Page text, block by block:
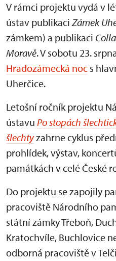
V rámci projektu vydá v
ústav publikaciZámek
zámkem) a publikaci
Moravě. V sobotu 23.
Hradozámecká noc s
Uherčice.
Letošní ročník projektu
ústavu Po stopách
šlechtyzahrne cyklus
prohlídek, výstav,
památkách v celé České
Do projektu se zapojily
pracoviště Národního
státní zámky Třeboň,
Kratochvíle, Buchlovice
odborná pracoviště v